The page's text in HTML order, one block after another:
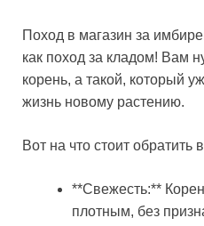
Поход в магазин за
как поход за кладом! Вам
корень, а такой, который
жизнь новому растению.
Вот на что стоит обратить
**Свежесть:**
плотным, без